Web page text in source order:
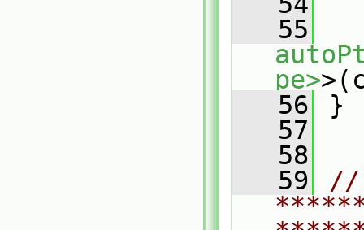
   55
pe>
   56
}
   57
   58
   59
//